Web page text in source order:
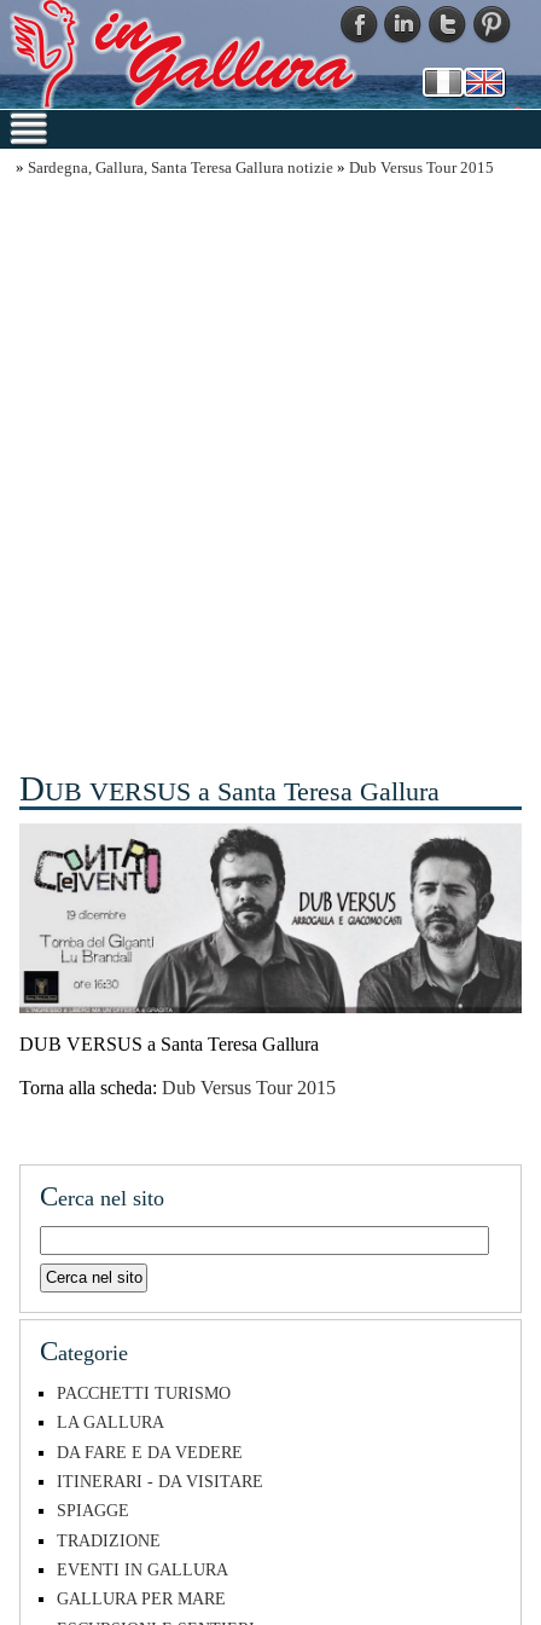
» Sardegna, Gallura, Santa Teresa Gallura notizie » Dub Versus Tour 2015
DUB VERSUS a Santa Teresa Gallura
DUB VERSUS a Santa Teresa Gallura
Torna alla scheda: Dub Versus Tour 2015
Cerca nel sito
Categorie
PACCHETTI TURISMO
LA GALLURA
DA FARE E DA VEDERE
ITINERARI - DA VISITARE
SPIAGGE
TRADIZIONE
EVENTI IN GALLURA
GALLURA PER MARE